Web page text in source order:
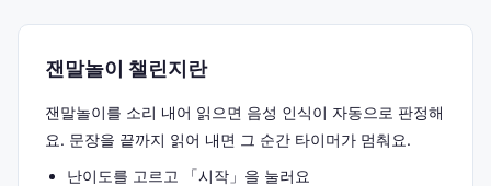
잰말놀이 챌린지란
잰말놀이를 소리 내어 읽으면 음성 인식이 자동으로 판정해
요. 문장을 끝까지 읽어 내면 그 순간 타이머가 멈춰요.
난이도를 고르고 「시작」을 눌러요